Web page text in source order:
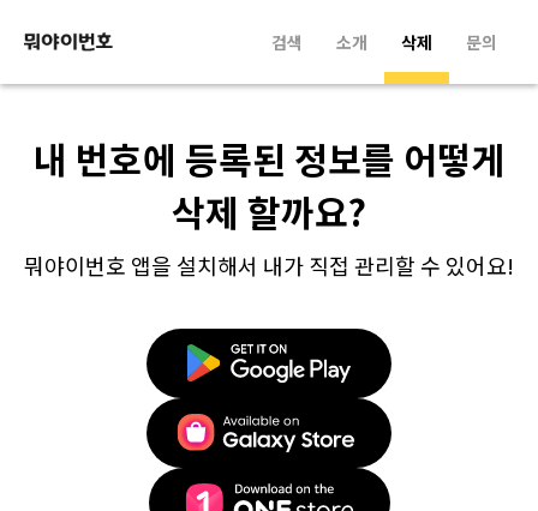
검색 소개 삭제 문의
내 번호에 등록된 정보를 어떻게
삭제 할까요?
뭐야이번호 앱을 설치해서 내가 직접 관리할 수 있어요!